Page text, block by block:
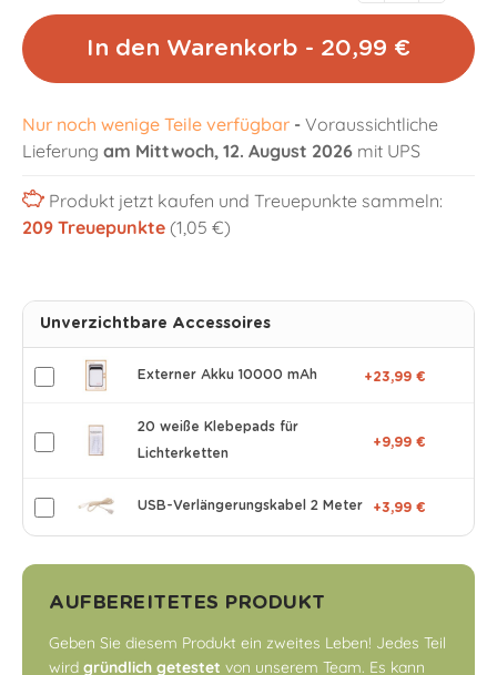
In den Warenkorb - 20,99 €
Nur noch wenige Teile verfügbar - Voraussichtliche
Lieferung am Mittwoch, 12. August 2026 mit UPS
Produkt jetzt kaufen und Treuepunkte sammeln:
209 Treuepunkte (1,05 €)
Unverzichtbare Accessoires
Externer Akku 10000 mAh +23,99 €
20 weiße Klebepads für
Lichterketten
+9,99 €
USB-Verlängerungskabel 2 Meter +3,99 €
AUFBEREITETES PRODUKT
Geben Sie diesem Produkt ein zweites Leben! Jedes Teil
wird gründlich getestet von unserem Team. Es kann